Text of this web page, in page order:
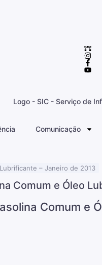
Comunicação
– Janeiro de 2013
Comum e Óleo
Comum e